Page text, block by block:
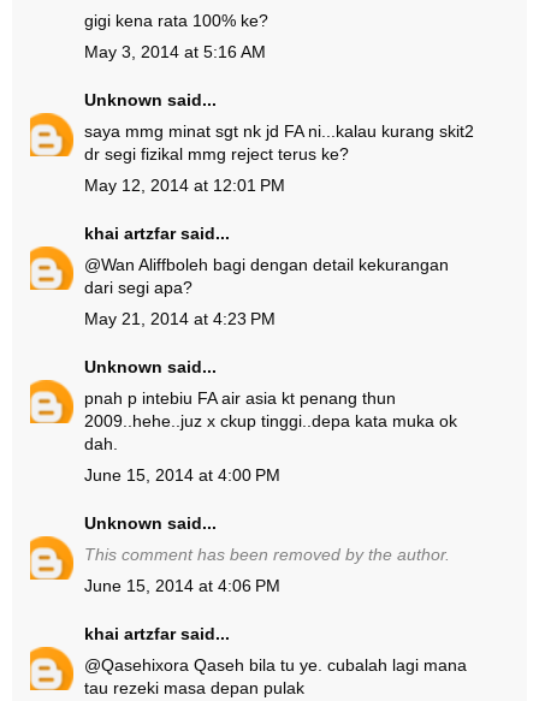
gigi kena rata 100% ke?
May 3, 2014 at 5:16 AM
Unknown said...
saya mmg minat sgt nk jd FA ni...kalau kurang skit2
dr segi fizikal mmg reject terus ke?
May 12, 2014 at 12:01 PM
khai artzfarsaid...
@Wan Aliffboleh bagi dengan detail kekurangan
dari segi apa?
May 21, 2014 at 4:23 PM
Unknown said...
pnah p intebiu FA air asia kt penang thun
2009..hehe..juz x ckup tinggi..depa kata muka ok
dah.
June 15, 2014 at 4:00 PM
Unknown said...
This comment has been removed by the author.
June 15, 2014 at 4:06 PM
khai artzfarsaid...
@Qasehixora Qaseh bila tu ye. cubalah lagi mana
tau rezeki masa depan pulak